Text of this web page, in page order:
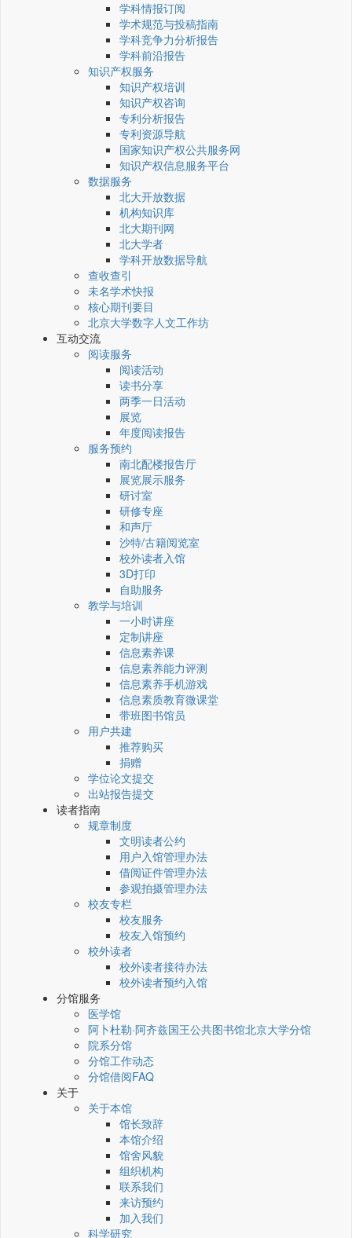
学科情报订阅
学术规范与投稿指南
学科竞争力分析报告
学科前沿报告
知识产权服务
知识产权培训
知识产权咨询
专利分析报告
专利资源导航
国家知识产权公共服务网
知识产权信息服务平台
数据服务
北大开放数据
机构知识库
北大期刊网
北大学者
学科开放数据导航
查收查引
未名学术快报
核心期刊要目
北京大学数字人文工作坊
互动交流
阅读服务
阅读活动
读书分享
两季一日活动
展览
年度阅读报告
服务预约
南北配楼报告厅
展览展示服务
研讨室
研修专座
和声厅
沙特/古籍阅览室
校外读者入馆
3D打印
自助服务
教学与培训
一小时讲座
定制讲座
信息素养课
信息素养能力评测
信息素养手机游戏
信息素质教育微课堂
带班图书馆员
用户共建
推荐购买
捐赠
学位论文提交
出站报告提交
读者指南
规章制度
文明读者公约
用户入馆管理办法
借阅证件管理办法
参观拍摄管理办法
校友专栏
校友服务
校友入馆预约
校外读者
校外读者接待办法
校外读者预约入馆
分馆服务
医学馆
阿卜杜勒·阿齐兹国王公共图书馆北京大学分馆
院系分馆
分馆工作动态
分馆借阅FAQ
关于
关于本馆
馆长致辞
本馆介绍
馆舍风貌
组织机构
联系我们
来访预约
加入我们
科学研究